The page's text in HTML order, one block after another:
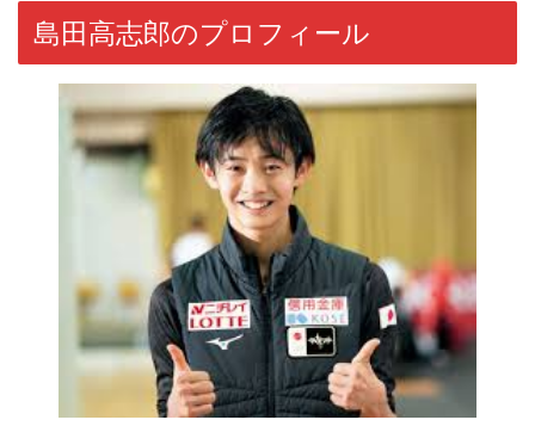
島田高志郎のプロフィール